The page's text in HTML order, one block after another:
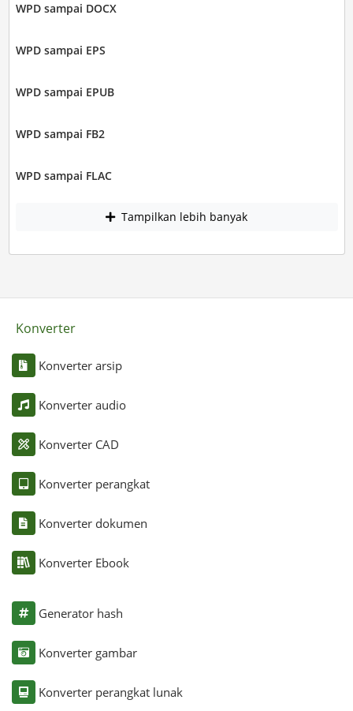
WPD sampai DOCX
WPD sampai EPS
WPD sampai EPUB
WPD sampai FB2
WPD sampai FLAC
Tampilkan lebih banyak
Konverter
Konverter arsip
Konverter audio
Konverter CAD
Konverter perangkat
Konverter dokumen
Konverter Ebook
Generator hash
Konverter gambar
Konverter perangkat lunak